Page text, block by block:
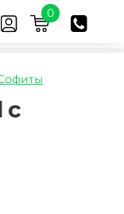
0
sofit-
с